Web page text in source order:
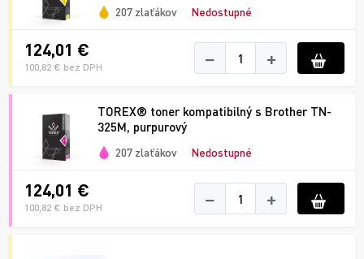
207 zlaťákov Nedostupné
124,01 €
100,82 € bez DPH − +
TOREX® toner kompatibilný s Brother TN-
325M, purpurový
207 zlaťákov Nedostupné
124,01 €
100,82 € bez DPH − +